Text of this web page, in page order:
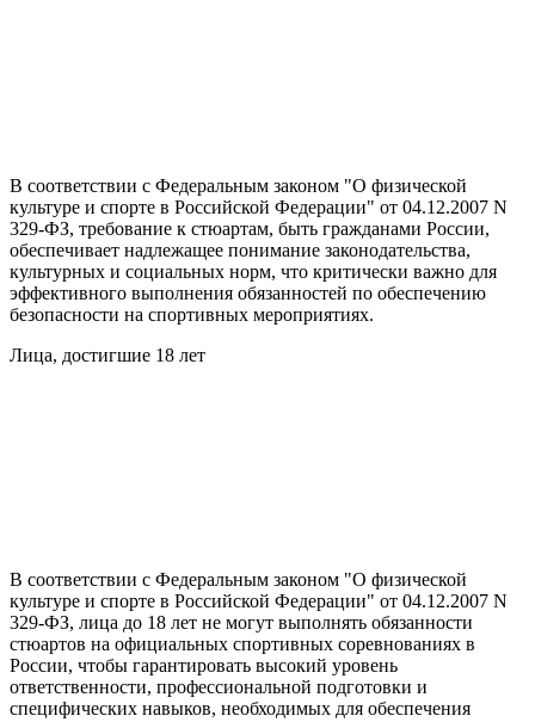
В соответствии с Федеральным законом "О физической
культуре и спорте в Российской Федерации" от 04.12.2007 N
329-ФЗ, требование к стюартам, быть гражданами России,
обеспечивает надлежащее понимание законодательства,
культурных и социальных норм, что критически важно для
эффективного выполнения обязанностей по обеспечению
безопасности на спортивных мероприятиях.
Лица, достигшие 18 лет
В соответствии с Федеральным законом "О физической
культуре и спорте в Российской Федерации" от 04.12.2007 N
329-ФЗ, лица до 18 лет не могут выполнять обязанности
стюартов на официальных спортивных соревнованиях в
России, чтобы гарантировать высокий уровень
ответственности, профессиональной подготовки и
специфических навыков, необходимых для обеспечения